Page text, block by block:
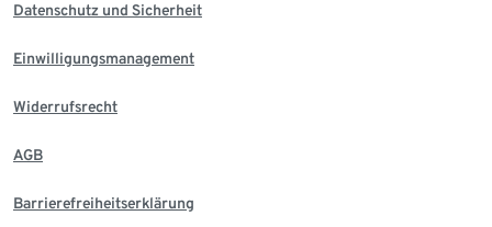
Datenschutz und Sicherheit
Einwilligungsmanagement
Widerrufsrecht
AGB
Barrierefreiheitserklärung